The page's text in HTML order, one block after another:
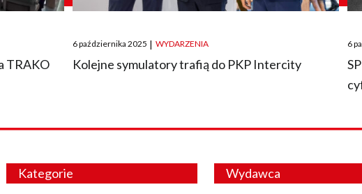
TRAKO
Posted
on
6 października 2025 | WYDARZENIA
Kolejne symulatory trafią do PKP Intercity
on
6
Kategorie Wydawca